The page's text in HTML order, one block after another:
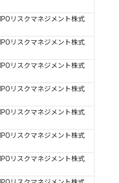
リスクマネジメント株式
リスクマネジメント株式
リスクマネジメント株式
リスクマネジメント株式
リスクマネジメント株式
リスクマネジメント株式
リスクマネジメント株式